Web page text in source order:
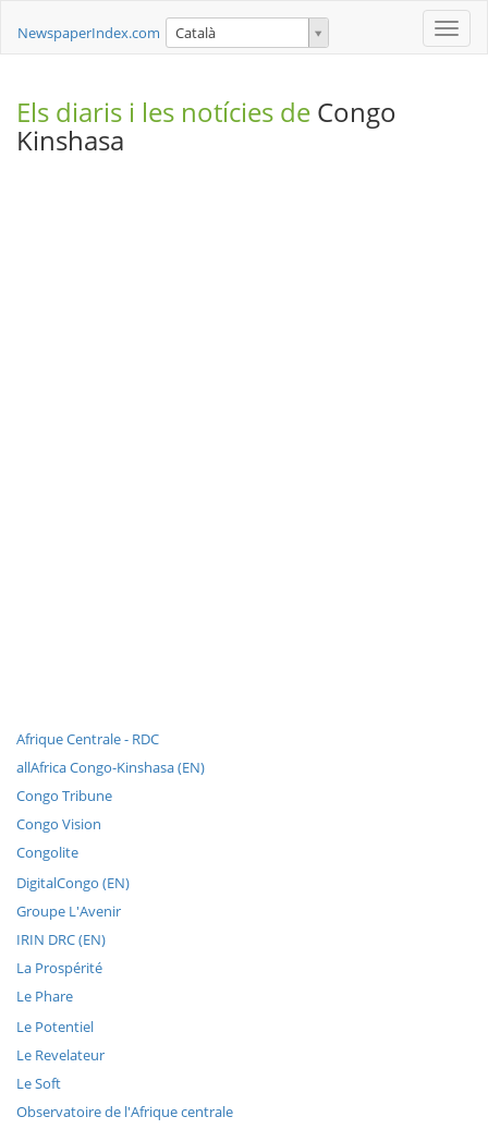
Toggle
NewspaperIndex.com Català
Els diaris i les notícies de Congo
Kinshasa
Afrique Centrale - RDC
allAfrica Congo-Kinshasa (EN)
Congo Tribune
Congo Vision
Congolite
DigitalCongo (EN)
Groupe L'Avenir
IRIN DRC (EN)
La Prospérité
Le Phare
Le Potentiel
Le Revelateur
Le Soft
Observatoire de l'Afrique centrale